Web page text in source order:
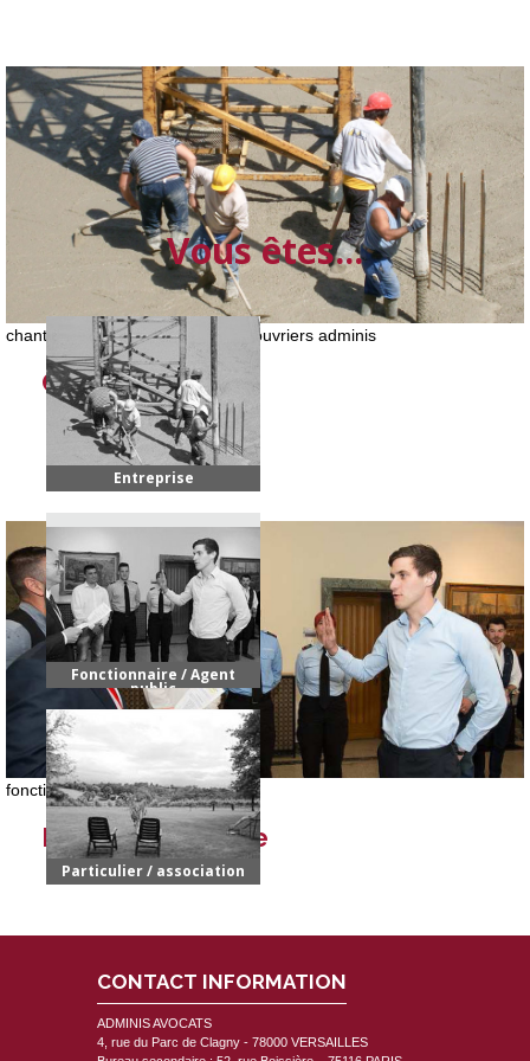
chantier travail droits travailleurs ouvriers adminis
Contrats publics
fonction publique adminis avocats
Fonction publique
Vous êtes...
Entreprise
Fonctionnaire / Agent
public
Particulier / association
CONTACT INFORMATION
ADMINIS AVOCATS
4, rue du Parc de Clagny - 78000 VERSAILLES